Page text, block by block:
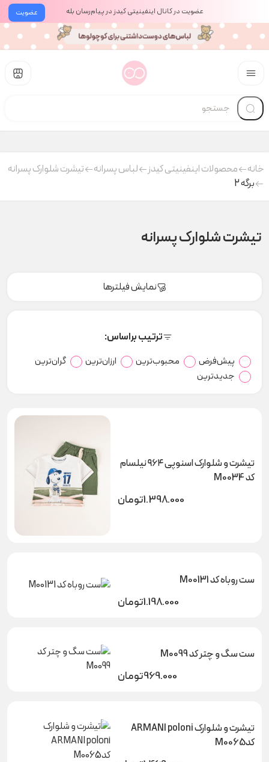
عضویت عضویت در کانال اینفینیتی کیدز در پیام‌رسان بله
خانه محصولات اینفینیتی کیدز لباس پسرانه
تیشرت شلوارک پسرانه
برگه 2
تیشرت شلوارک پسرانه
نمایش فیلترها
ترتیب براساس:
پیش‌فرض محبوب‌ترین ارزان‌ترین
گران‌ترین
جدیدترین
تیشرت و شلوارک اسنوپی ۹۶۴ نیلسام
کد M0034
1.398.000تومان
ست روباه کد M00131
1.198.000تومان
ست سگ و چتر کد M0099
969.000تومان
تیشرت و شلوارک ARMANI poloni
کدM0065